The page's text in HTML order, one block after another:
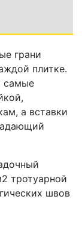
грани
плитке.
самые
а вставки
2 тротуарной
швов